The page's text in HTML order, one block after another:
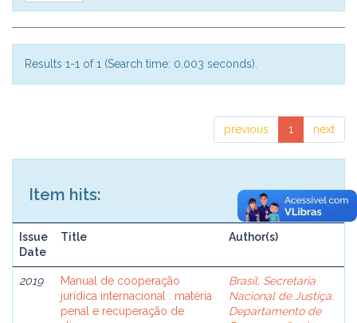
Results 1-1 of 1 (Search time: 0.003 seconds).
previous 1 next
Item hits:
Issue
Date
Title Author(s)
2019
Manual de cooperação
jurídica internacional : matéria
penal e recuperação de
Brasil. Secretaria
Nacional de Justiça.
Departamento de